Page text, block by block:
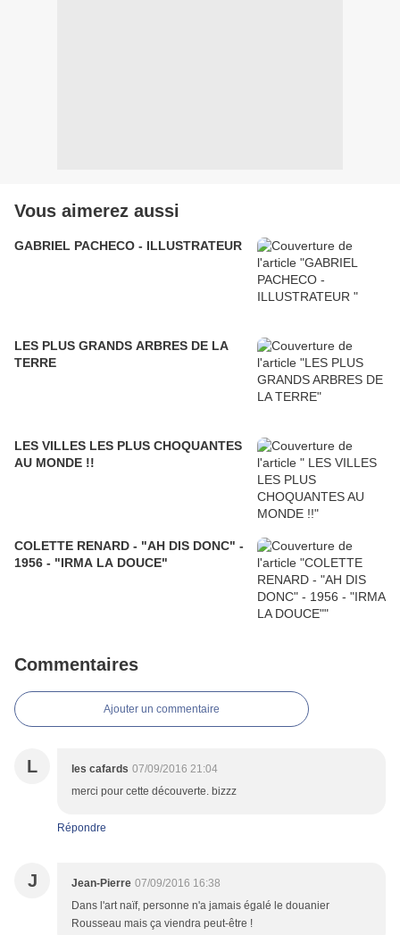
Vous aimerez aussi
GABRIEL PACHECO - ILLUSTRATEUR
LES PLUS GRANDS ARBRES DE LA
TERRE
LES VILLES LES PLUS CHOQUANTES
AU MONDE !!
COLETTE RENARD - "AH DIS DONC" -
1956 - "IRMA LA DOUCE"
Commentaires
Ajouter un commentaire
L les cafards 07/09/2016 21:04
merci pour cette découverte. bizzz
Répondre
J Jean-Pierre 07/09/2016 16:38
Dans l'art naïf, personne n'a jamais égalé le douanier
Rousseau mais ça viendra peut-être !